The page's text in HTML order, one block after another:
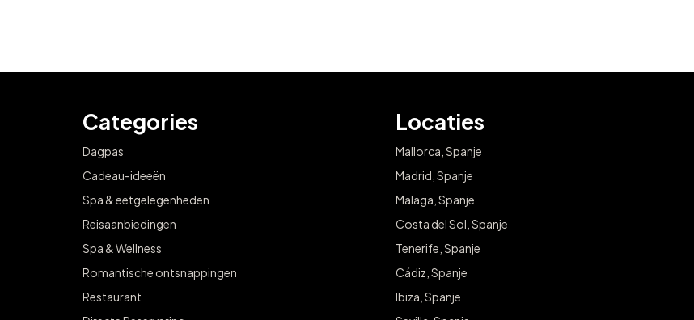
Categories
Dagpas
Cadeau-ideeën
Spa & eetgelegenheden
Reisaanbiedingen
Spa & Wellness
Romantische ontsnappingen
Restaurant
Locaties
Mallorca, Spanje
Madrid, Spanje
Malaga, Spanje
Costa del Sol, Spanje
Tenerife, Spanje
Cádiz, Spanje
Ibiza, Spanje